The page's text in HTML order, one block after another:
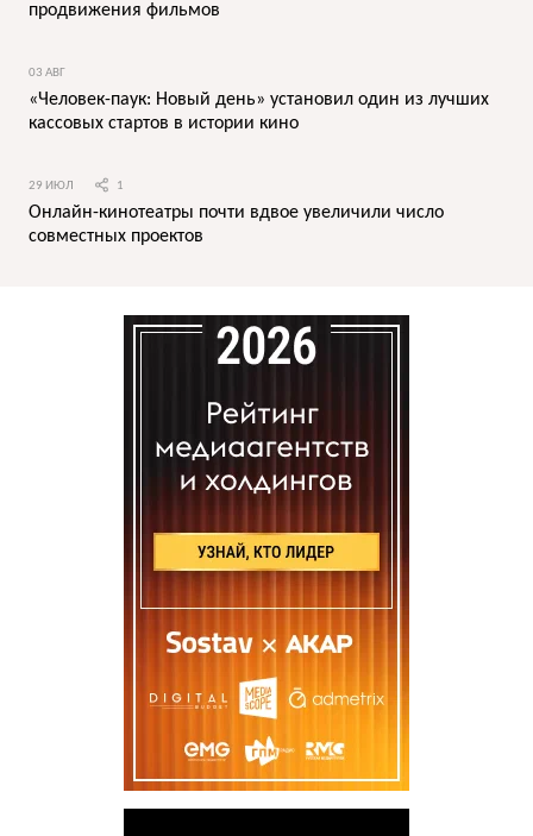
продвижения фильмов
03 АВГ
«Человек-паук: Новый день» установил один из лучших
кассовых стартов в истории кино
29 ИЮЛ 1
Онлайн-кинотеатры почти вдвое увеличили число
совместных проектов